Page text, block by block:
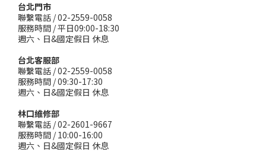
台北門市
聯繫電話 / 02-2559-0058
服務時間 / 平日09:00-18:30
週六、日&國定假日 休息
台北客服部
聯繫電話 / 02-2559-0058
服務時間 / 09:30-17:30
週六、日&國定假日 休息
林口維修部
聯繫電話 / 02-2601-9667
服務時間 / 10:00-16:00
週六、日&國定假日 休息